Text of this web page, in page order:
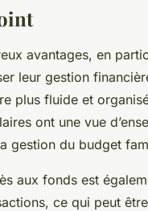
avantages, en
leur gestion
plus fluide et
ont une vue
gestion du budget
aux fonds est
ce qui peut